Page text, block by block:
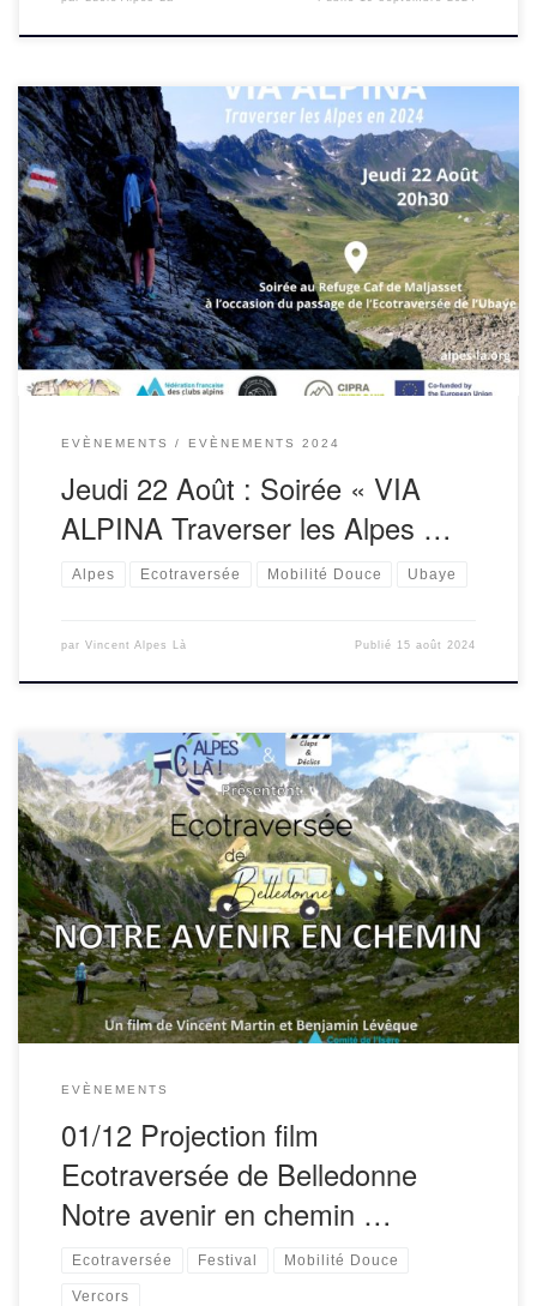
Soirée « Via Alpina – Traverser les Alpes en 2024 »A partir
de 20h30 : Soirée proposée avec Cipra France, à l’occasion
du passage de l’Ecotraversée en Ubaye-Mercantour.
Présentation de l’itinéraire Via Alpina […]
EVÈNEMENTS EVÈNEMENTS 2024
Jeudi 22 Août : Soirée « VIA
ALPINA Traverser les Alpes …
Alpes Ecotraversée Mobilité Douce Ubaye
par Vincent Alpes Là Publié 15 août 2024
A l’occasion du Festival d’Autrans, nous proposons une
projection du film » Ecotraversée de Belledonne Notre
avenir en chemin » réalisé par Benjamin Lévêque et Vincent
Martin – 45 min en présence d’un des […]
EVÈNEMENTS
01/12 Projection film
Ecotraversée de Belledonne
Notre avenir en chemin …
Ecotraversée Festival Mobilité Douce
Vercors